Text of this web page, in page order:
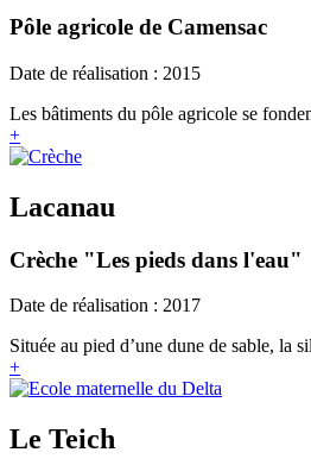
Pôle agricole de Camensac
Date de réalisation : 2015
Les bâtiments du pôle agricole se
+
Lacanau
Crèche "Les pieds dans l'eau"
Date de réalisation : 2017
Située au pied d’une dune de sable, la
+
Le Teich